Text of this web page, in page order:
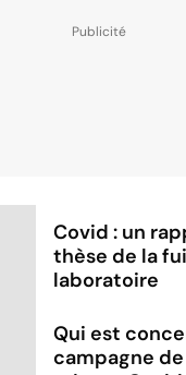
Covid : un
thèse de la
laboratoire
Qui est
campagne